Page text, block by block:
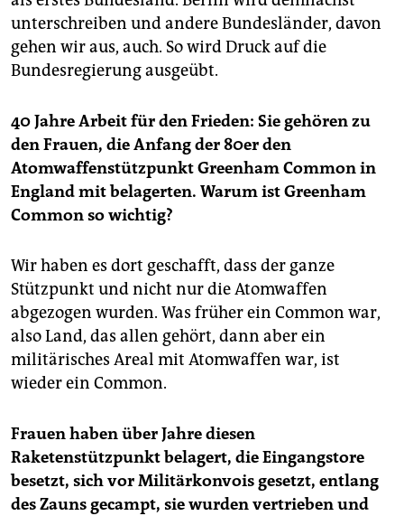
unterschreiben und andere Bundesländer, davon
gehen wir aus, auch. So wird Druck auf die
Bundesregierung ausgeübt.
40 Jahre Arbeit für den Frieden: Sie gehören zu
den Frauen, die Anfang der 80er den
Atomwaffenstützpunkt Greenham Common in
England mit belagerten. Warum ist Greenham
Common so wichtig?
Wir haben es dort geschafft, dass der ganze
Stützpunkt und nicht nur die Atomwaffen
abgezogen wurden. Was früher ein Common war,
also Land, das allen gehört, dann aber ein
militärisches Areal mit Atomwaffen war, ist
wieder ein Common.
Frauen haben über Jahre diesen
Raketenstützpunkt belagert, die Eingangstore
besetzt, sich vor Militärkonvois gesetzt, entlang
des Zauns gecampt, sie wurden vertrieben und